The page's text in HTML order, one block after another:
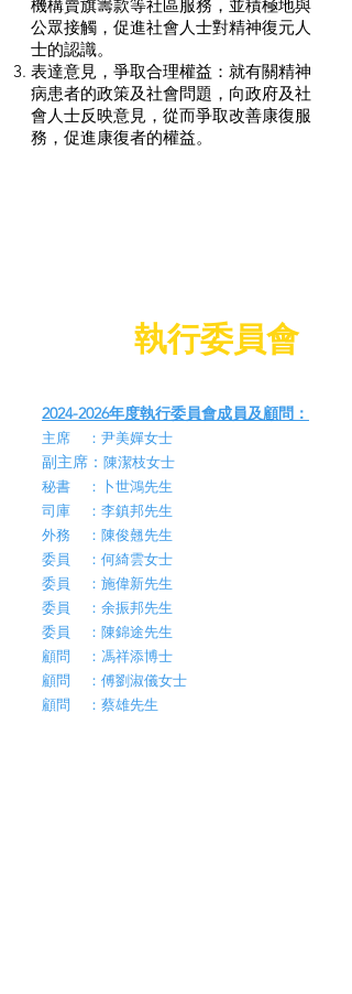
機構賣旗籌款等社區服務，並積極地與
公眾接觸，促進社會人士對精神復元人
士的認識。
表達意見，爭取合理權益：就有關精神
病患者的政策及社會問題，向政府及社
會人士反映意見，從而爭取改善康復服
務，促進康復者的權益。
執行委員會
2024-2026年度執行委員會成員及顧問：
主席 ：尹美嬋女士
副主席： 陳潔枝女士
秘書 ：卜世鴻先生
司庫 ：李鎮邦先生
外務 ：陳俊翹先生
委員 ： 何綺雲女士
委員
：施偉新先生
委員
：余振邦先生
委員
：陳錦途先生
顧問 ：馮祥添博士
​顧問 ：傅劉淑儀女士
顧問 ：蔡雄先生